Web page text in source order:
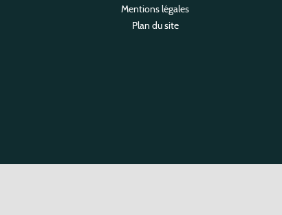
Mentions légales
Plan du site